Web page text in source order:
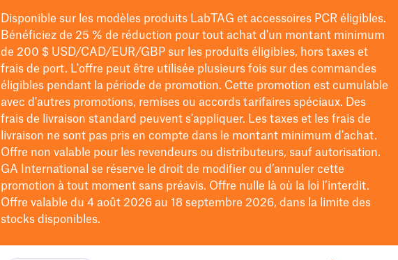
Disponible sur les modèles produits LabTAG et accessoires PCR éligibles.
Bénéficiez de 25 % de réduction pour tout achat d'un montant minimum
de 200 $USD/CAD/EUR/GBPsur les produits éligibles, hors taxes et
frais de port. L'offre peut être utilisée plusieurs fois sur des commandes
éligibles pendant la période de promotion. Cette promotion est cumulable
avec d'autres promotions, remises ou accords tarifaires spéciaux. Des
frais de livraison standard peuvent s'appliquer. Les taxes et les frais de
livraison ne sont pas pris en compte dans le montant minimum d'achat.
Offre non valable pour les revendeurs ou distributeurs, sauf autorisation.
GA International se réserve le droit de modifierou d’annuler cette
promotion à tout moment sans préavis. Offre nulle là où la loi l’interdit.
Offre valable du 4 août 2026 au 18 septembre 2026, dans la limite des
stocks disponibles.